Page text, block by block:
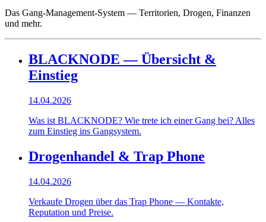
Das Gang-Management-System — Territorien, Drogen, Finanzen
und mehr.
BLACKNODE — Übersicht &
Einstieg
14.04.2026
Was ist BLACKNODE? Wie trete ich einer Gang bei? Alles
zum Einstieg ins Gangsystem.
Drogenhandel & Trap Phone
14.04.2026
Verkaufe Drogen über das Trap Phone — Kontakte,
Reputation und Preise.